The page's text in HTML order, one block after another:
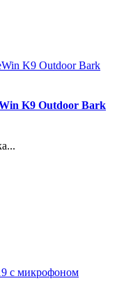
K9 Outdoor Bark